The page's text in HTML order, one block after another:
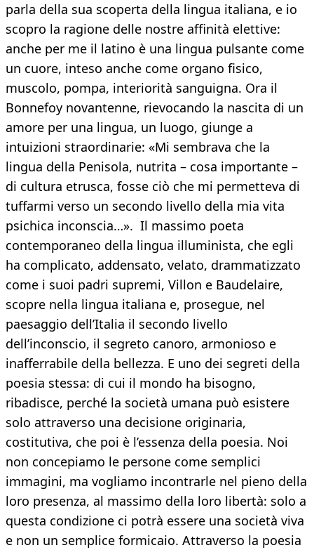
parla della sua scoperta della lingua italiana, e io
scopro la ragione delle nostre affinità elettive:
anche per me il latino è una lingua pulsante come
un cuore, inteso anche come organo fisico,
muscolo, pompa, interiorità sanguigna. Ora il
Bonnefoy novantenne, rievocando la nascita di un
amore per una lingua, un luogo, giunge a
intuizioni straordinarie: «Mi sembrava che la
lingua della Penisola, nutrita – cosa importante –
di cultura etrusca, fosse ciò che mi permetteva di
tuffarmi verso un secondo livello della mia vita
psichica inconscia…». Il massimo poeta
contemporaneo della lingua illuminista, che egli
ha complicato, addensato, velato, drammatizzato
come i suoi padri supremi, Villon e Baudelaire,
scopre nella lingua italiana e, prosegue, nel
paesaggio dell’Italia il secondo livello
dell’inconscio, il segreto canoro, armonioso e
inafferrabile della bellezza. E uno dei segreti della
poesia stessa: di cui il mondo ha bisogno,
ribadisce, perché la società umana può esistere
solo attraverso una decisione originaria,
costitutiva, che poi è l’essenza della poesia. Noi
non concepiamo le persone come semplici
immagini, ma vogliamo incontrarle nel pieno della
loro presenza, al massimo della loro libertà: solo a
questa condizione ci potrà essere una società viva
e non un semplice formicaio. Attraverso la poesia